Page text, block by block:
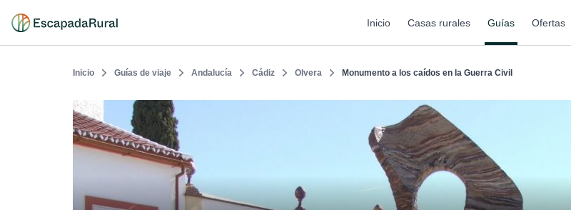
Inicio Casas rurales Guías Ofertas
Inicio Guías de viaje Andalucía Cádiz Olvera Monumento a los caídos en la Guerra Civil